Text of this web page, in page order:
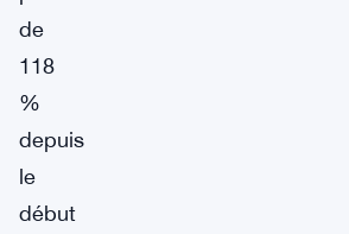
de
118
%
depuis
le
début